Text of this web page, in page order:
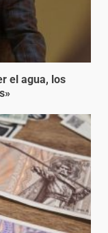
el agua, los